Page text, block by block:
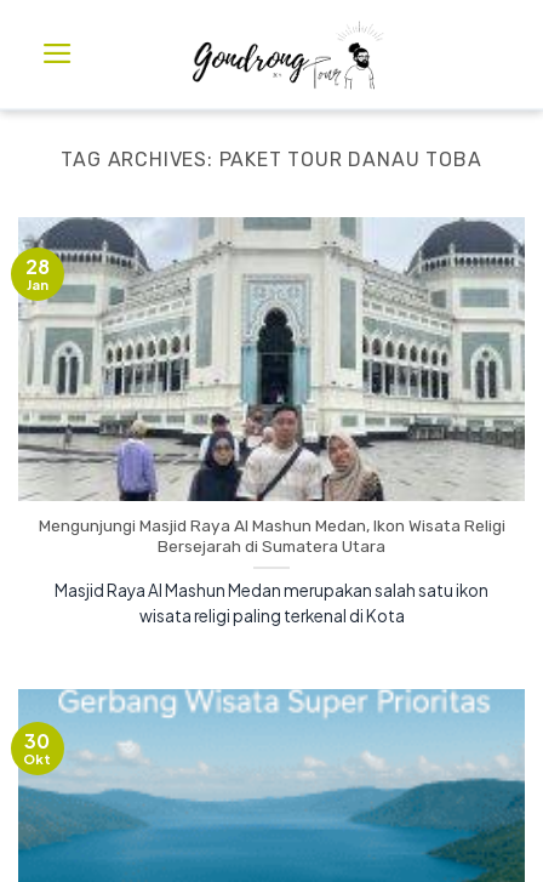
TAG ARCHIVES: PAKET TOUR DANAU TOBA
Mengunjungi Masjid Raya Al Mashun Medan, Ikon Wisata Religi
Bersejarah di Sumatera Utara
Masjid Raya Al Mashun Medan merupakan salah satu ikon
wisata religi paling terkenal di Kota
28
Jan
30
Okt